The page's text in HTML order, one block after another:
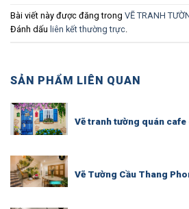
Bài viết này được đăng trong VẼ TRANH
Đánh dấu liên kết thường trực.
SẢN PHẨM LIÊN QUAN
Vẽ tranh tường quán
Vẽ Tường Cầu Thang